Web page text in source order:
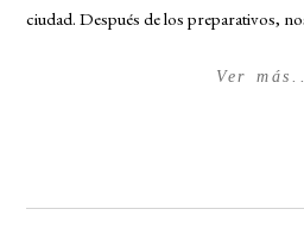
ciudad. Después de los preparativos,
Ver